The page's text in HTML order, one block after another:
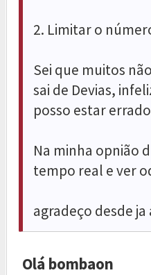
2. Limitar o
Sei que muitos
sai de Devias,
posso estar
Na minha opnião
tempo real e ver
agradeço desde
Olá bombaon